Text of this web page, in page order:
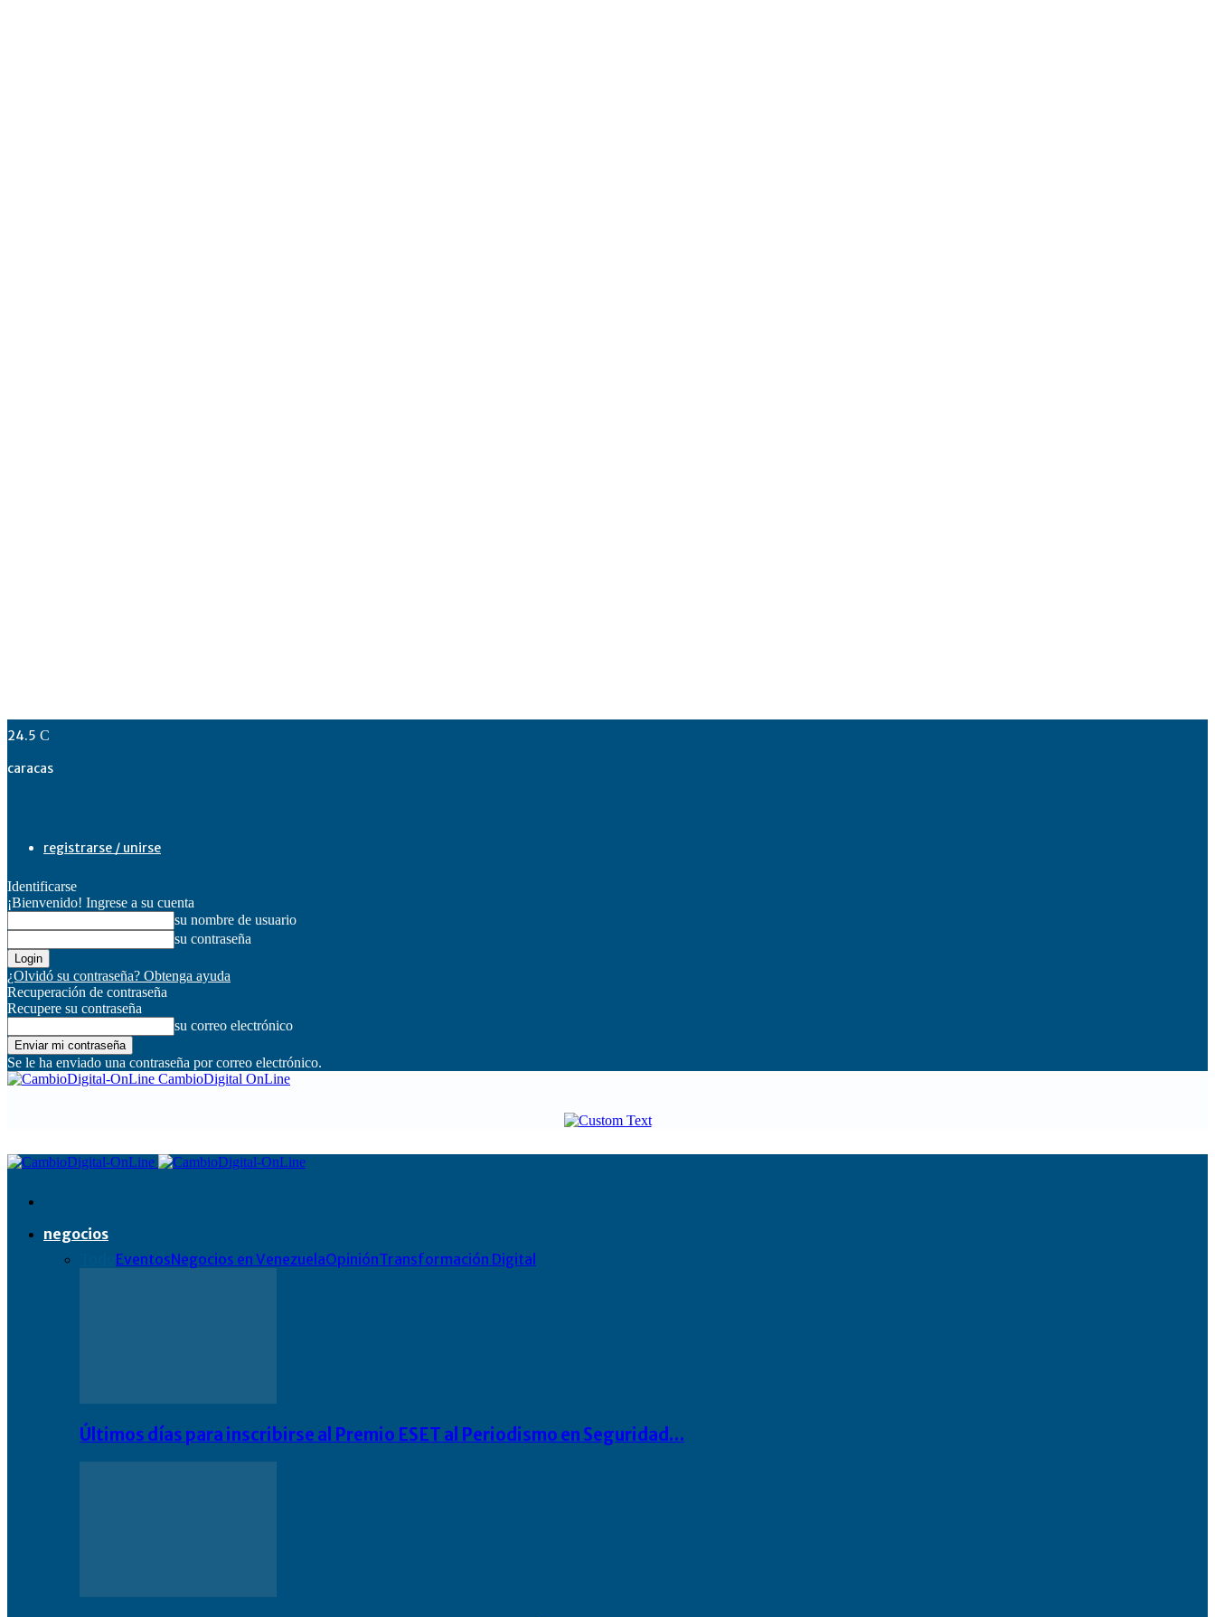
24.5 C
caracas
registrarse / unirse
Identificarse
¡Bienvenido! Ingrese a su cuenta
su nombre de usuario
su contraseña
¿Olvidó su contraseña? Obtenga ayuda
Recuperación de contraseña
Recupere su contraseña
su correo electrónico
Se le ha enviado una contraseña por correo electrónico.
CambioDigital OnLine
negocios
EventosNegocios en VenezuelaOpiniónTransformación Digital
Últimos días para inscribirse al Premio ESET al Periodismo en Seguridad…